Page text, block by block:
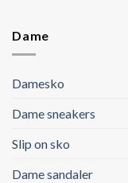
Dame
Damesko
Dame sneakers
Slip on sko
Dame sandaler